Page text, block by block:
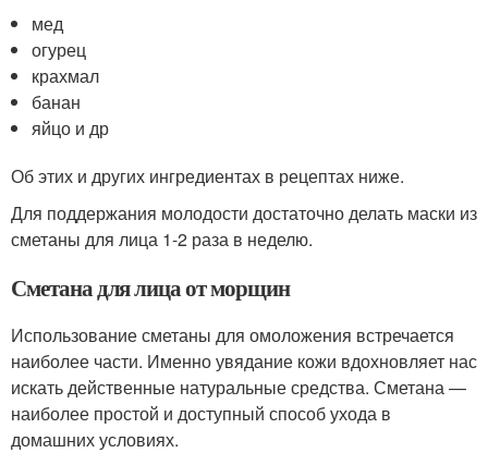
мед
огурец
крахмал
банан
яйцо и др
Об этих и других ингредиентах в рецептах ниже.
Для поддержания молодости достаточно делать маски из
сметаны для лица 1-2 раза в неделю.
Сметана для лица от морщин
Использование сметаны для омоложения встречается
наиболее части. Именно увядание кожи вдохновляет нас
искать действенные натуральные средства. Сметана —
наиболее простой и доступный способ ухода в
домашних условиях.